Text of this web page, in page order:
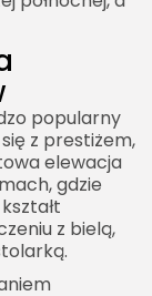
popularny
z prestiżem,
elewacja
gdzie
z bielą,